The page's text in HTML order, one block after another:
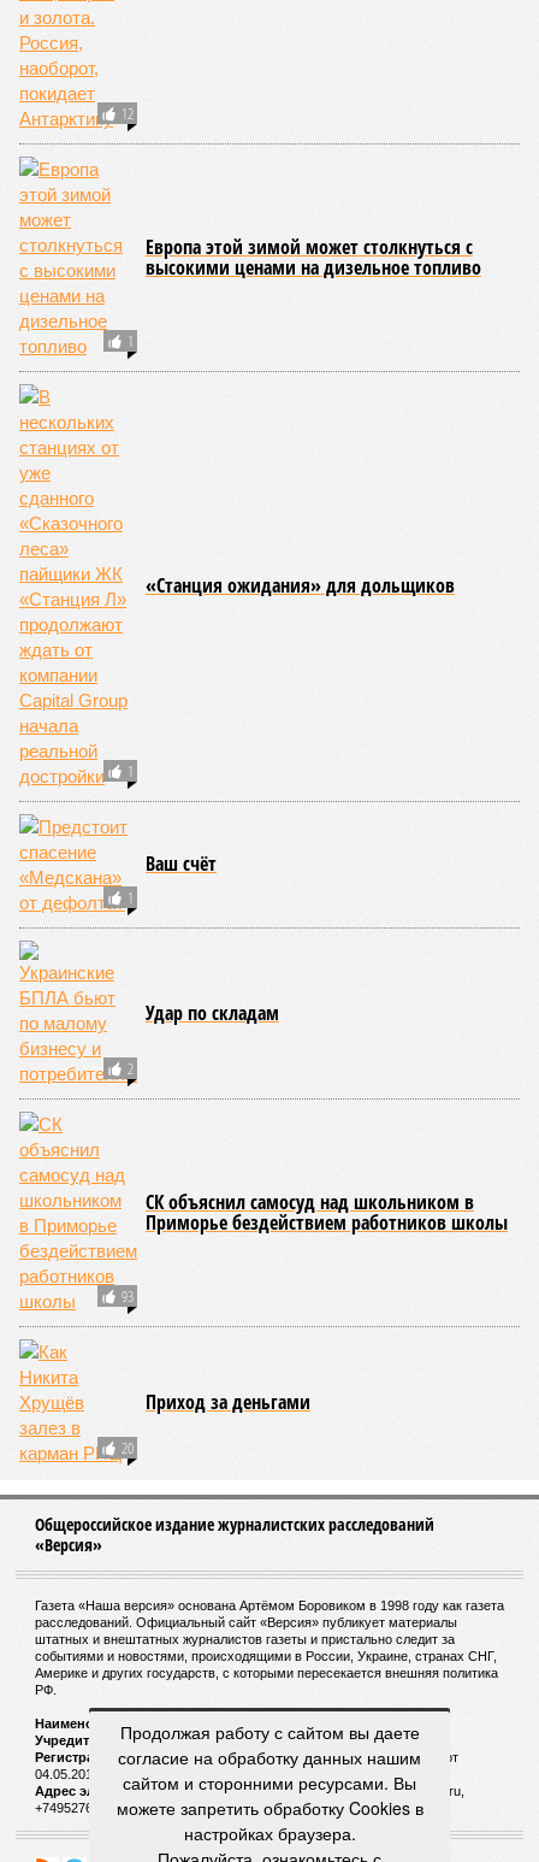
12
1
Европа этой зимой может столкнуться с
высокими ценами на дизельное топливо
1
«Станция ожидания» для дольщиков
1
Ваш счёт
2
Удар по складам
93
СК объяснил самосуд над школьником в
Приморье бездействием работников школы
20
Приход за деньгами
Общероссийское издание журналистских расследований
«Версия»
Газета «Наша версия» основана Артёмом Боровиком в 1998 году как газета
расследований. Официальный сайт «Версия» публикует материалы
штатных и внештатных журналистов газеты и пристально следит за
событиями и новостями, происходящими в России, Украине, странах СНГ,
Америке и других государств, с которыми пересекается внешняя политика
РФ.
Наименование:
Учредитель:
ООО «Версия»,Главный редактор:Горевой Р. Г.
Регистрационный номер Роскомнадзора:ЭЛ № ФС 77 - 72681 от
04.05.2018 г.
Адрес электронной почты и телефон редакции:versia@versia.ru,
+74952760348
Продолжая работу с сайтом вы даете
согласие на обработку данных нашим
сайтом и сторонними ресурсами. Вы
можете запретить обработку Cookies в
настройках браузера.